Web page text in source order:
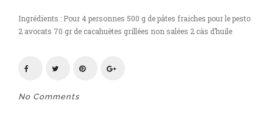
Ingrédients : Pour 4 personnes 500 g de pâtes fraiches pour le pesto
2 avocats 70 gr de cacahuètes grillées non salées 2 càs d’huile
No Comments